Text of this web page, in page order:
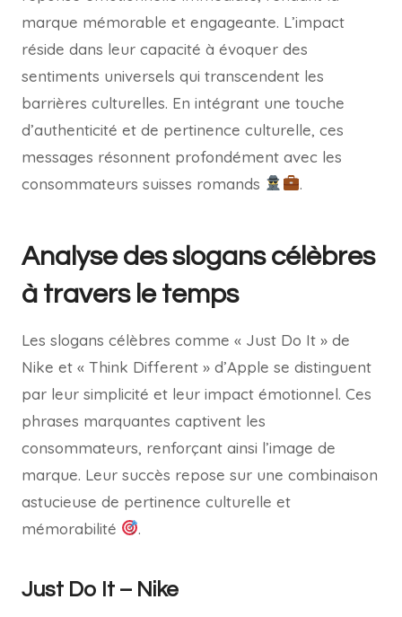
marque mémorable et engageante. L’impact
réside dans leur capacité à évoquer des
sentiments universels qui transcendent les
barrières culturelles. En intégrant une touche
d’authenticité et de pertinence culturelle, ces
messages résonnent profondément avec les
consommateurs suisses romands
.
Analyse des slogans célèbres
à travers le temps
Les slogans célèbres comme « Just Do It » de
Nike et « Think Different » d’Apple se distinguent
par leur simplicité et leur impact émotionnel. Ces
phrases marquantes captivent les
consommateurs, renforçant ainsi l’image de
marque. Leur succès repose sur une combinaison
astucieuse de pertinence culturelle et
mémorabilité
.
Just Do It – Nike